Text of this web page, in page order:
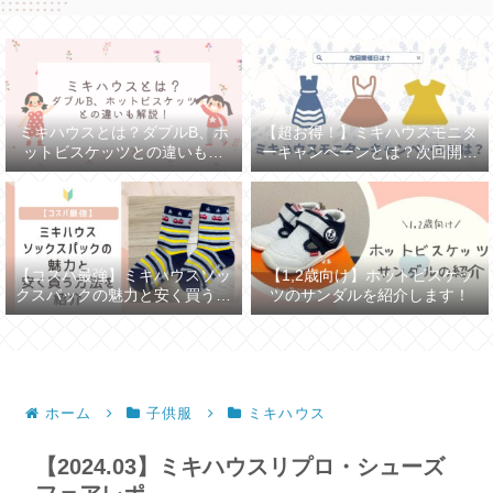
ミキハウスとは？ダブルB、ホ
ットビスケッツとの違いも解
説！
【超お得！】ミキハウスモニタ
ーキャンペーンとは？次回開催
日は？
【コスパ最強】ミキハウスソッ
クスパックの魅力と安く買う方
法を紹介
【1,2歳向け】ホットビスケッ
ツのサンダルを紹介します！
ホーム 子供服 ミキハウス
【2024.03】ミキハウスリプロ・シューズ